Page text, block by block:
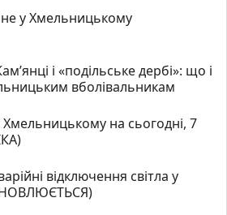
у Хмельницькому
і «подільське дербі»: що і
вболівальникам
на сьогодні, 7
відключення світла у